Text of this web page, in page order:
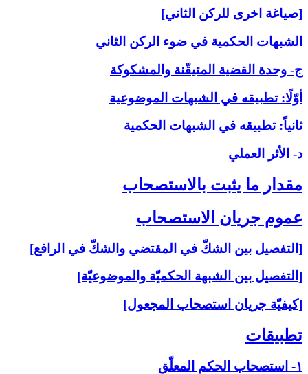
[صياغة اخرى للركن الثاني]
الشبهات الحكمية في ضوء الركن الثاني
ج- وحدة القضية المتيقّنة والمشكوكة
أوّلًا: تطبيقه في الشبهات الموضوعية
ثانياً: تطبيقه في الشبهات الحكمية
د- الأثر العملي
مقدار ما يثبت بالاستصحاب‏
عموم جريان الاستصحاب‏
[التفصيل بين الشكّ في المقتضي والشكّ في الرافع]
[التفصيل بين الشبهة الحكميّة والموضوعيّة]
[كيفيّة جريان استصحاب المجعول]
تطبيقات‏
۱- استصحاب الحكم المعلّق